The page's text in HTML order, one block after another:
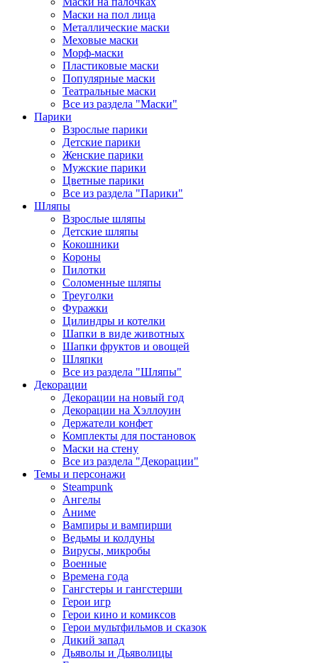
Маски на пол лица
Металлические маски
Меховые маски
Морф-маски
Пластиковые маски
Популярные маски
Театральные маски
Все из раздела "Маски"
Парики
Взрослые парики
Детские парики
Женские парики
Мужские парики
Цветные парики
Все из раздела "Парики"
Шляпы
Взрослые шляпы
Детские шляпы
Кокошники
Короны
Пилотки
Соломенные шляпы
Треуголки
Фуражки
Цилиндры и котелки
Шапки в виде животных
Шапки фруктов и овощей
Шляпки
Все из раздела "Шляпы"
Декорации
Декорации на новый год
Декорации на Хэллоуин
Держатели конфет
Комплекты для постановок
Маски на стену
Все из раздела "Декорации"
Темы и персонажи
Steampunk
Ангелы
Аниме
Вампиры и вампирши
Ведьмы и колдуны
Вирусы, микробы
Военные
Времена года
Гангстеры и гангстерши
Герои игр
Герои кино и комиксов
Герои мультфильмов и сказок
Дикий запад
Дьяволы и Дьяволицы